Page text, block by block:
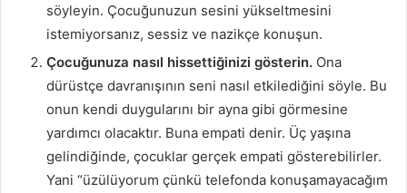
söyleyin. Çocuğunuzun sesini yükseltmesini
istemiyorsanız, sessiz ve nazikçe konuşun.
Çocuğunuza nasıl hissettiğinizi gösterin. Ona
dürüstçe davranışının seni nasıl etkilediğini söyle. Bu
onun kendi duygularını bir ayna gibi görmesine
yardımcı olacaktır. Buna empati denir. Üç yaşına
gelindiğinde, çocuklar gerçek empati gösterebilirler.
Yani “üzülüyorum çünkü telefonda konuşamayacağım